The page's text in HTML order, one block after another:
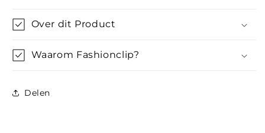
Over dit Product
Waarom Fashionclip?
Delen